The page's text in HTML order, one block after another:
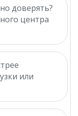
доверять?
центра
или